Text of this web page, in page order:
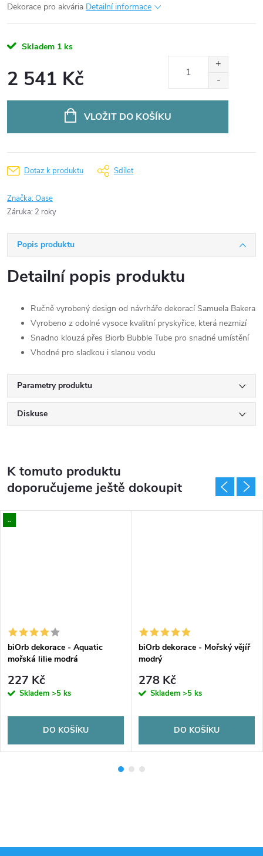
Dekorace pro akvária Detailní informace
Skladem 1 ks
2 541 Kč
VLOŽIT DO KOŠÍKU
Dotaz k produktu Sdílet
Značka:Oase
Záruka: 2 roky
Popis produktu
Detailní popis produktu
Ručně vyrobený design od návrháře dekorací Samuela Bakera
Vyrobeno z odolné vysoce kvalitní pryskyřice, která nezmizí
Snadno klouzá přes Biorb Bubble Tube pro snadné umístění
Vhodné pro sladkou i slanou vodu
Parametry produktu
Diskuse
K tomuto produktu
doporučujeme ještě dokoupit
..
biOrb dekorace - Aquatic
mořská lilie modrá
227 Kč
Skladem >5 ks
DO KOŠÍKU
biOrb dekorace - Mořský vějíř
modrý
278 Kč
Skladem >5 ks
DO KOŠÍKU